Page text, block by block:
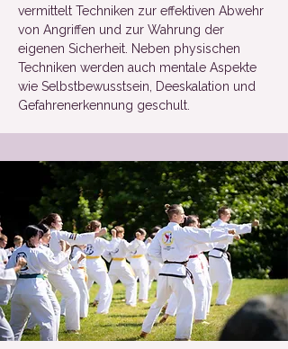
vermittelt Techniken zur effektiven Abwehr
von Angriffen und zur Wahrung der
eigenen Sicherheit. Neben physischen
Techniken werden auch mentale Aspekte
wie Selbstbewusstsein, Deeskalation und
Gefahrenerkennung geschult.